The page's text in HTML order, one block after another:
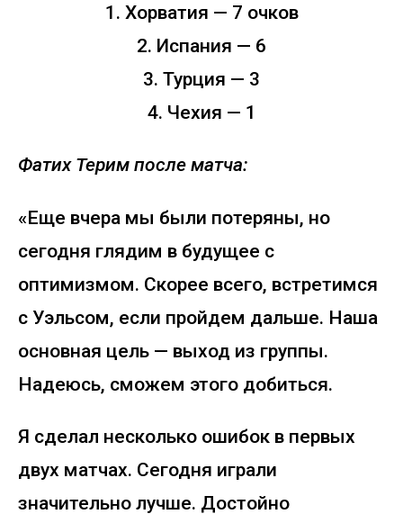
1. Хорватия — 7 очков
2. Испания — 6
3. Турция — 3
4. Чехия — 1
Фатих Терим после матча:
«Еще вчера мы были потеряны, но
сегодня глядим в будущее с
оптимизмом. Скорее всего, встретимся
с Уэльсом, если пройдем дальше. Наша
основная цель — выход из группы.
Надеюсь, сможем этого добиться.
Я сделал несколько ошибок в первых
двух матчах. Сегодня играли
значительно лучше. Достойно